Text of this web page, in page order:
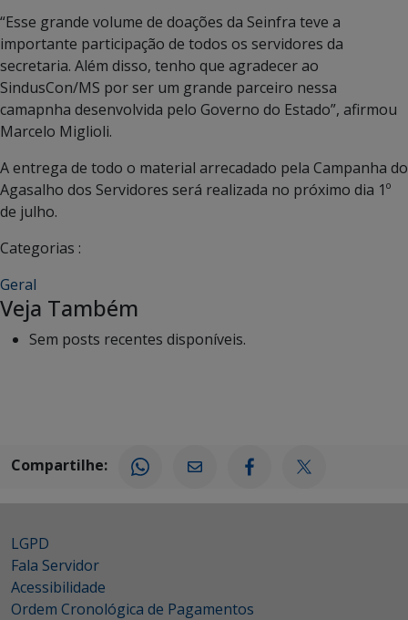
“Esse grande volume de doações da Seinfra teve a
importante participação de todos os servidores da
secretaria. Além disso, tenho que agradecer ao
SindusCon/MS por ser um grande parceiro nessa
camapnha desenvolvida pelo Governo do Estado”, afirmou
Marcelo Miglioli.
A entrega de todo o material arrecadado pela Campanha do
Agasalho dos Servidores será realizada no próximo dia 1º
de julho.
Categorias :
Geral
Veja Também
Sem posts recentes disponíveis.
Compartilhe:
LGPD
Fala Servidor
Acessibilidade
Ordem Cronológica de Pagamentos